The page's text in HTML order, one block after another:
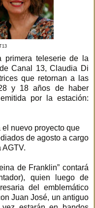
primera teleserie de la
Canal 13, Claudia Di
que retornan a las
y 18 años de haber
por la estación:
nuevo proyecto que
de agosto a cargo
AGTV.
de Franklin” contará
quien luego de
del emblemático
Juan José, un antiguo